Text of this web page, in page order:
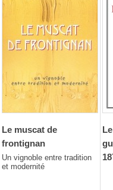
Le muscat de
frontignan
Un vignoble entre tradition
et modernité